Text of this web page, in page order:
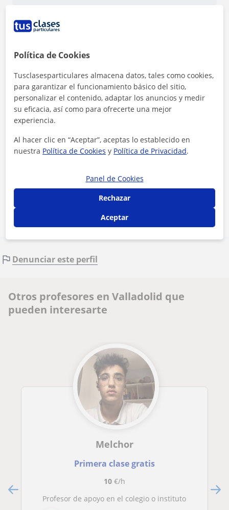
Contactar ahora
Denunciar este perfil
Otros profesores en Valladolid que
pueden interesarte
Melchor
Primera clase gratis
10€/h
Profesor de apoyo en el colegio o instituto
Política de Cookies
Tusclasesparticulares almacena datos, tales como cookies,
para garantizar el funcionamiento básico del sitio,
personalizar el contenido, adaptar los anuncios y medir
su eficacia, así como para ofrecerte una mejor
experiencia.
Al hacer clic en “Aceptar”, aceptas lo establecido en
nuestra Política de Cookies y Política de Privacidad.
Panel de Cookies
Rechazar
Aceptar